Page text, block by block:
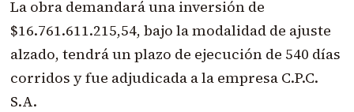
La obra demandará una inversión de
$16.761.611.215,54, bajo la modalidad de ajuste
alzado, tendrá un plazo de ejecución de 540 días
corridos y fue adjudicada a la empresa C.P.C.
S.A.